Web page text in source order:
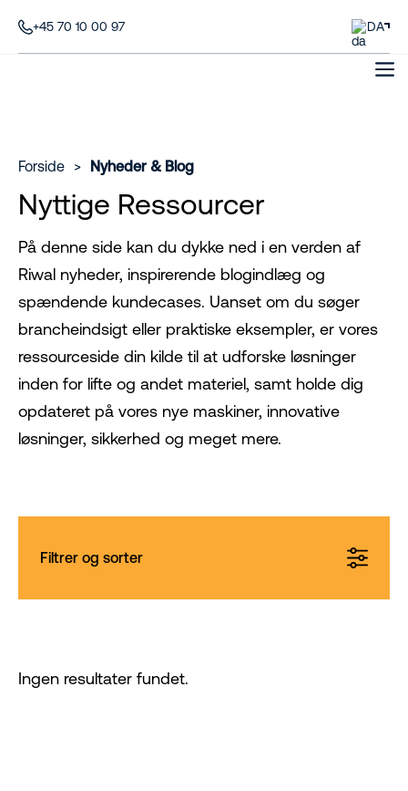
+45 70 10 00 97 DA
Forside > Nyheder & Blog
Nyttige Ressourcer
På denne side kan du dykke ned i en verden af
Riwal nyheder, inspirerende blogindlæg og
spændende kundecases. Uanset om du søger
brancheindsigt eller praktiske eksempler, er vores
ressourceside din kilde til at udforske løsninger
inden for lifte og andet materiel, samt holde dig
opdateret på vores nye maskiner, innovative
løsninger, sikkerhed og meget mere.
Filtrer og sorter
Ingen resultater fundet.